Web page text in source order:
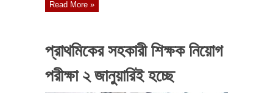
Read More »
প্রাথমিকের সহকারী শিক্ষক নিয়োগ
পরীক্ষা ২ জানুয়ারিই হচ্ছে